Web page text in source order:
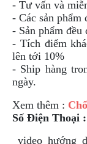
XE
MÁY
PHỤ
KIỆN
PHƯỢT
CHƠI
MOTO
- Tư vấn và
- Các sản phẩm
- Sản phẩm đều
- Tích điểm
lên tới 10%
- Ship hàng
ngày.
Xem thêm :
Số Điện Thoại :
video hướng